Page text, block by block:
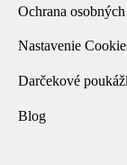
Ochrana
Nastavenie
Darčekové
Blog